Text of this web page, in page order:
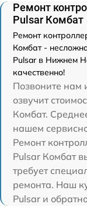
Ремонт
Pulsar Комбат
Ремонт
Комбат -
Pulsar в Нижнем
качественно!
Позвоните нам
озвучит
Комбат.
нашем
Ремонт
Pulsar Комбат
требует
ремонта. Наш
Pulsar и